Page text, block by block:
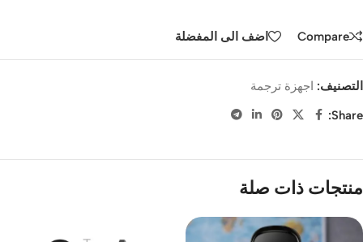
Compare اضف الى المفضلة
التصنيف: اجهزة ترجمة
Share:
منتجات ذات صلة